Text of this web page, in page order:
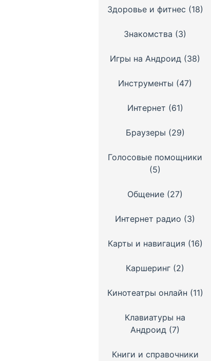
Здоровье и фитнес (18)
Знакомства (3)
Игры на Андроид (38)
Инструменты (47)
Интернет (61)
Браузеры (29)
Голосовые помощники
(5)
Общение (27)
Интернет радио (3)
Карты и навигация (16)
Каршеринг (2)
Кинотеатры онлайн (11)
Клавиатуры на
Андроид (7)
Книги и справочники